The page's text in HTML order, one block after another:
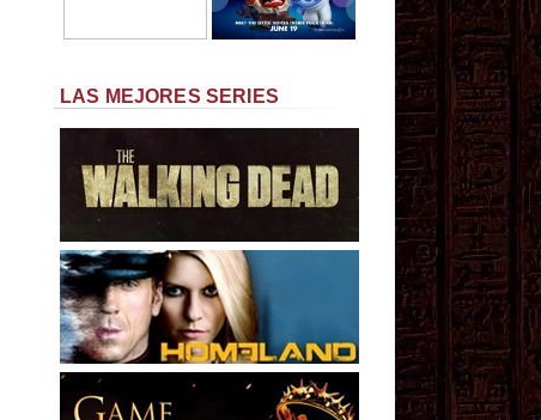
LAS MEJORES SERIES